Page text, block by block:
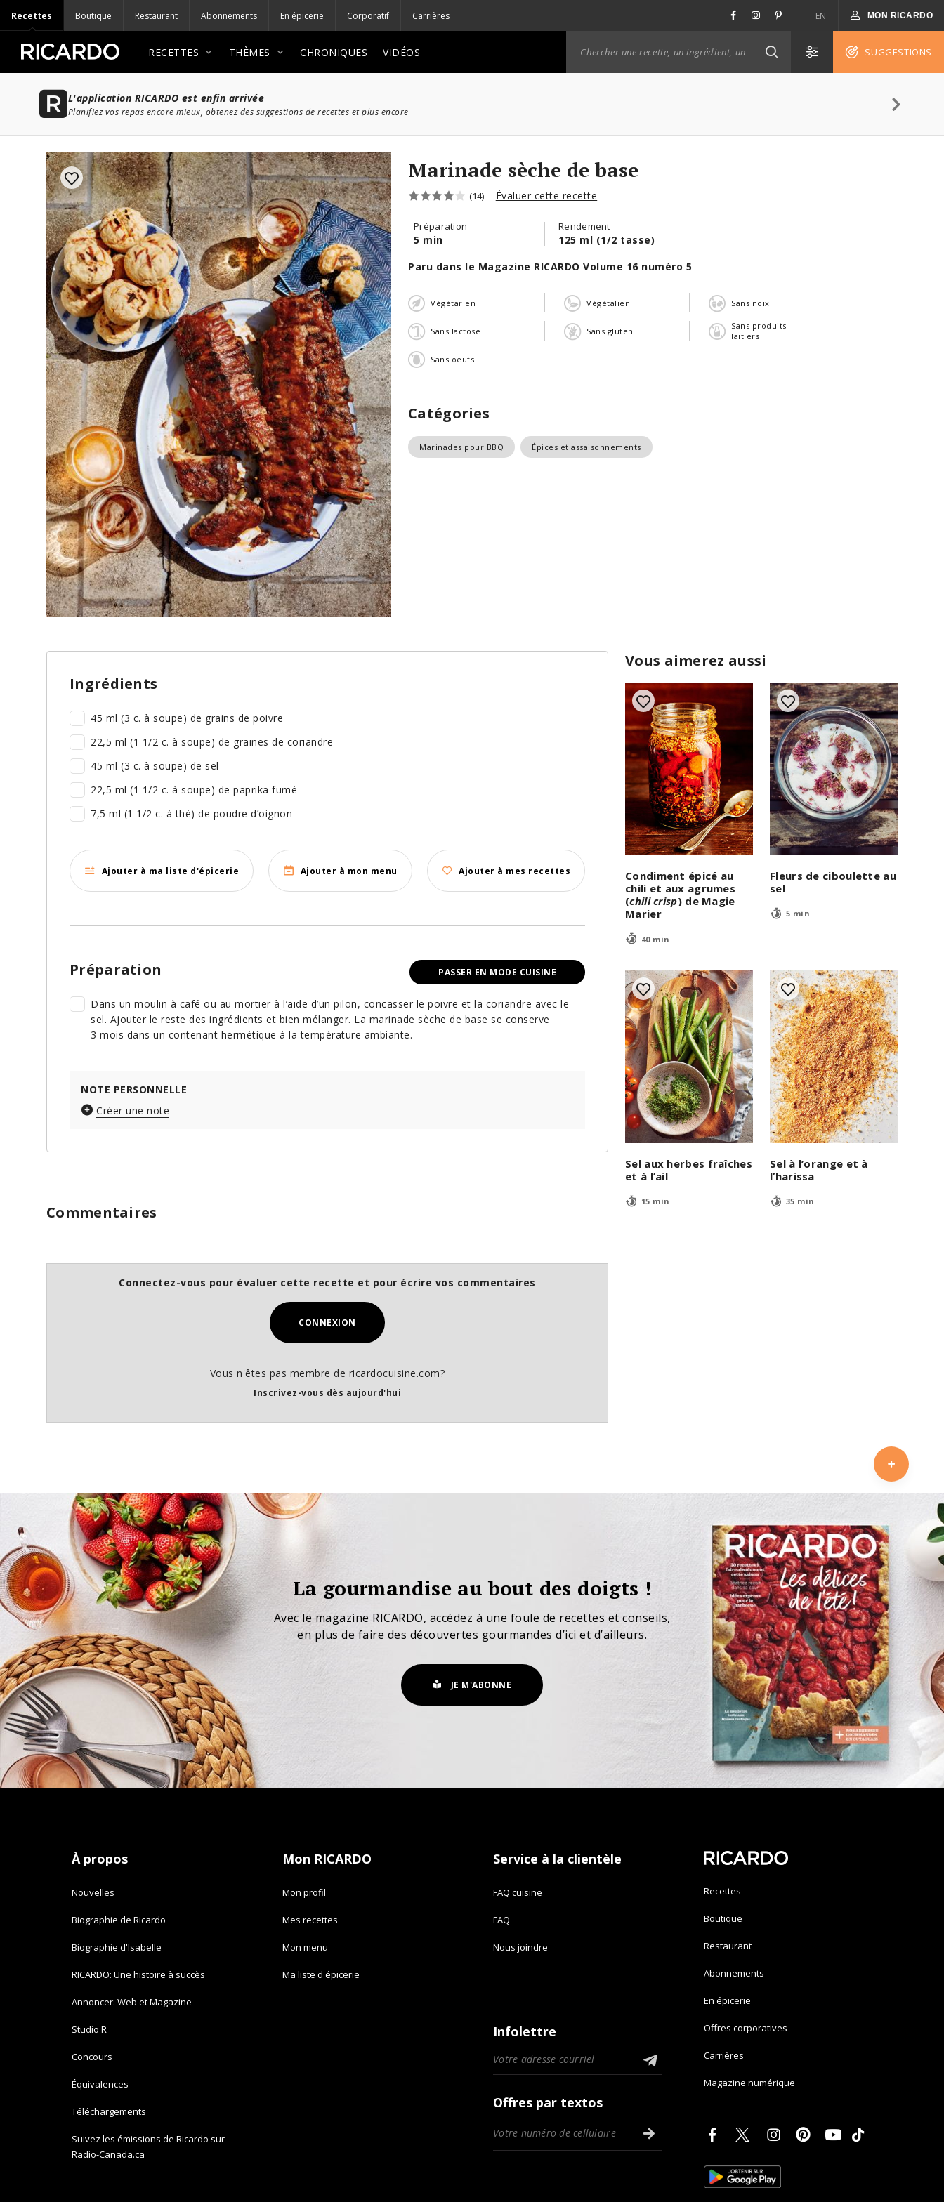
Recettes Boutique Restaurant Abonnements En épicerie Corporatif Carrières EN MON RICARDO
RECETTES THÈMES CHRONIQUES VIDÉOS SUGGESTIONS
L'application RICARDO est enfin arrivée
Planifiez vos repas encore mieux, obtenez des suggestions de recettes et plus encore
Marinade sèche de base
(14) Évaluer cette recette
Préparation
5 min
Rendement
125 ml (1/2 tasse)
Paru dans le Magazine RICARDO Volume 16 numéro 5
Végétarien Végétalien Sans noix
Sans lactose Sans gluten
Sans produits
laitiers
Sans oeufs
Catégories
Marinades pour BBQ Épices et assaisonnements
Vous aimerez aussi
Condiment épicé au
chili et aux agrumes
(chili crisp) de Magie
Marier
40 min
Fleurs de ciboulette au
sel
5 min
Sel aux herbes fraîches
et à l’ail
15 min
Sel à l’orange et à
l’harissa
35 min
Ingrédients
45 ml (3 c. à soupe) de grains de poivre
22,5 ml (1 1/2 c. à soupe) de graines de coriandre
45 ml (3 c. à soupe) de sel
22,5 ml (1 1/2 c. à soupe) de paprika fumé
7,5 ml (1 1/2 c. à thé) de poudre d’oignon
Ajouter à ma liste d'épicerie Ajouter à mon menu Ajouter à mes recettes
PASSER EN MODE CUISINE
Préparation
Dans un moulin à café ou au mortier à l’aide d’un pilon, concasser le poivre et la coriandre avec le
sel. Ajouter le reste des ingrédients et bien mélanger. La marinade sèche de base se conserve
3 mois dans un contenant hermétique à la température ambiante.
NOTE PERSONNELLE
Créer une note
Commentaires
Connectez-vous pour évaluer cette recette et pour écrire vos commentaires
CONNEXION
Vous n'êtes pas membre de ricardocuisine.com?
Inscrivez-vous dès aujourd'hui
La gourmandise au bout des doigts !
Avec le magazine RICARDO, accédez à une foule de recettes et conseils,
en plus de faire des découvertes gourmandes d’ici et d’ailleurs.
JE M'ABONNE
À propos
Nouvelles
Biographie de Ricardo
Biographie d'Isabelle
RICARDO: Une histoire à succès
Annoncer: Web et Magazine
Studio R
Concours
Équivalences
Téléchargements
Suivez les émissions de Ricardo sur
Radio-Canada.ca
Mon RICARDO
Mon profil
Mes recettes
Mon menu
Ma liste d'épicerie
Service à la clientèle
FAQ cuisine
FAQ
Nous joindre
Infolettre
Offres par textos
Recettes
Boutique
Restaurant
Abonnements
En épicerie
Offres corporatives
Carrières
Magazine numérique